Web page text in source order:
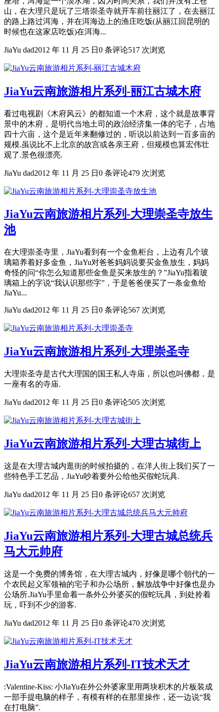
山，在大理只是玩了三塔崇圣寺就开车前往丽江了，在去丽江
的路上路过洱海，并在洱海边上的渔庄吃饭(从丽江回昆明的
时候也在这家店吃饭)在洱海...
JiaYu dad2012 年 11 月 25 日 0 条评论517 次浏览
JiaYu云南旅游相片系列-丽江古城木府
看过电视剧《木府风云》的都知道一个木府，这个就是故事背
景中的木府，是明代当地土司的政治经济集一体的宅子，占地
四十六亩，这个是近年来翻修过的，听说以前达到一百多亩的
规模.虽说比不上北京的故宫或各亲王府，但规模也算宏伟壮
观了.景色很漂亮.
JiaYu dad2012 年 11 月 25 日 0 条评论479 次浏览
JiaYu云南旅游相片系列-大理崇圣寺放生
池
在大理崇圣寺里，JiaYu看到有一个金鱼柜台，上边有几个玻
璃箱养着好多金鱼，JiaYu对爸爸妈妈说要买金鱼放生，妈妈
奇怪的问“你怎么知道那些金鱼是买来放生的？”JiaYu指着玻
璃箱上的字说“我认识那些字”，于是爸爸便买了一条金鱼给
JiaYu...
JiaYu dad2012 年 11 月 25 日 0 条评论567 次浏览
JiaYu云南旅游相片系列-大理崇圣寺
大理崇圣寺是古代大理国的国王私人寺庙，所以也叫佛都，是
一座有名的寺庙.
JiaYu dad2012 年 11 月 25 日 0 条评论505 次浏览
JiaYu云南旅游相片系列-大理古城街上
这是在大理古城内逛街的时候拍摄的，在洋人街上我们买了一
些特色手工艺品，JiaYu吵着要外公给他买假蛇玩具.
JiaYu dad2012 年 11 月 25 日 0 条评论657 次浏览
JiaYu云南旅游相片系列-大理古城总统兵
马大元帅府
这是一个免费的博务馆，在大理古城内，好像是哪个朝代的一
个农民起义军领袖的宅子和办公场所，解放战争中好像也是办
公场所.JiaYu手里命着一条外公外婆买的假蛇玩具，到处拎着
玩，吓到不少的游客.
JiaYu dad2012 年 11 月 25 日 0 条评论470 次浏览
JiaYu云南旅游相片系列-IT技术天才
:Valentine-Kiss: 小JiaYu在外公外婆家里用两块积木的片板装成
一部手提电脑的样子，有模有样的在那里操作，还一边说“我
在打电脑”.